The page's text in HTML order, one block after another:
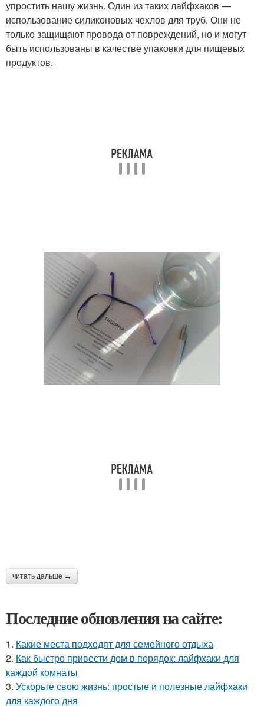
упростить нашу жизнь. Один из таких лайфхаков —
использование силиконовых чехлов для труб. Они не
только защищают провода от повреждений, но и могут
быть использованы в качестве упаковки для пищевых
продуктов.
читать дальше →
Последние обновления на сайте:
1. Какие места подходят для семейного отдыха
2. Как быстро привести дом в порядок: лайфхаки для
каждой комнаты
3. Ускорьте свою жизнь: простые и полезные лайфхаки
для каждого дня